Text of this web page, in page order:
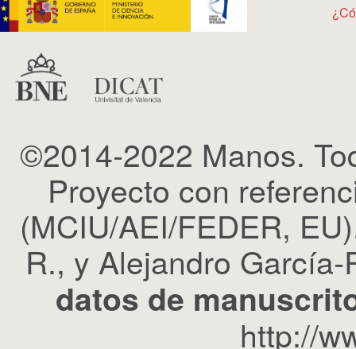
©2014-2022 Manos.
Proyecto con
(MCIU/AEI/FEDER,
R., y Alejandro
datos de
http://